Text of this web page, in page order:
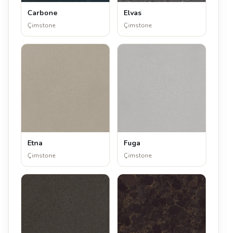
Carbone
Çimstone
Elvas
Çimstone
Etna
Çimstone
Fuga
Çimstone